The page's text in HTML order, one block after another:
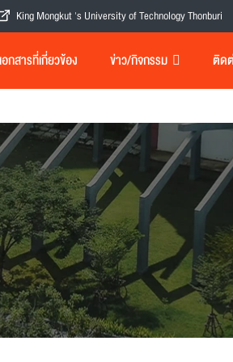
King Mongkut 's University of Technology Thonburi
กสารที่เกี่ยวข้อง ข่าว/กิจกรรม ติด